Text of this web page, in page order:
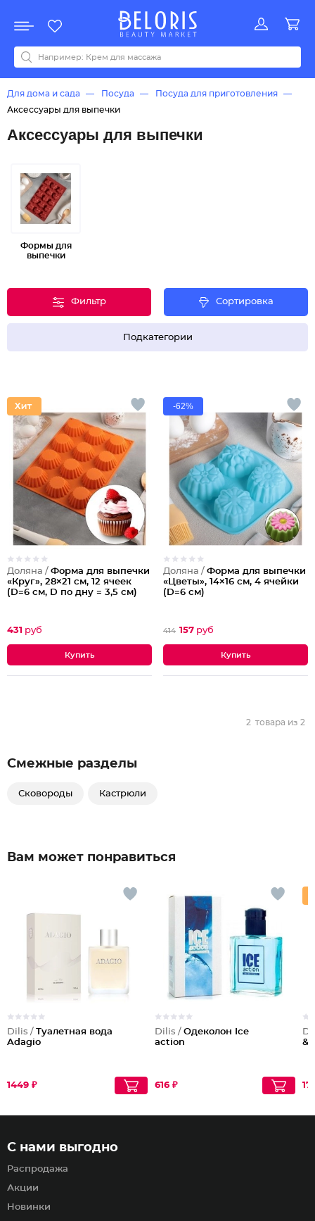
Акции
Все бренды
0-9ABCDEFGHIJKLMNOPQRSTUVWYZАБВДЗИМОКЛНПРСТУФ
Для дома и сада Посуда
Посуда для приготовления
Аксессуары для выпечки
Аксессуары для выпечки
Формы для
выпечки
Фильтр Сортировка
Подкатегории
Доляна / Форма для выпечки
«Круг», 28×21 см, 12 ячеек
(D=6 см, D по дну = 3,5 см)
431 руб
-62%
Доляна / Форма для выпечки
«Цветы», 14×16 см, 4 ячейки
(D=6 см)
414 157 руб
2 товара из 2
Смежные разделы
Сковороды Кастрюли
Вам может понравиться
Dilis / Туалетная вода
Adagio
1449 ₽
Dilis / Одеколон Ice
action
616 ₽
&
С нами выгодно
Распродажа
Акции
Новинки